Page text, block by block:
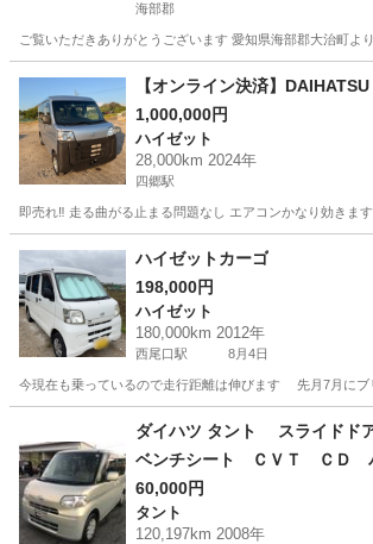
海部郡
ご覧いただきありがとうございます 愛知県海部郡大治
愛知 海部郡 アトレーワゴン リミテッド
【オンライン決済】
1,000,000円
ハイゼット
28,000km 2024年
四郷駅
即売れ‼️ 走る曲がる止まる問題なし エアコンかなり効きま
愛知 豊田市 四郷駅 ハイゼット
ハイゼットカーゴ
198,000円
ハイゼット
180,000km 2012年
西尾口駅 8月4日
今現在も乗っているので走行距離は伸びます 先月7月に
西尾口駅 ハイゼット
ダイハツ タント スライド
ベンチシート ＣＶＴ ＣＤ
ウ 運転席エアバッグ 法定整
付）
60,000円
タント
120,197km 2008年